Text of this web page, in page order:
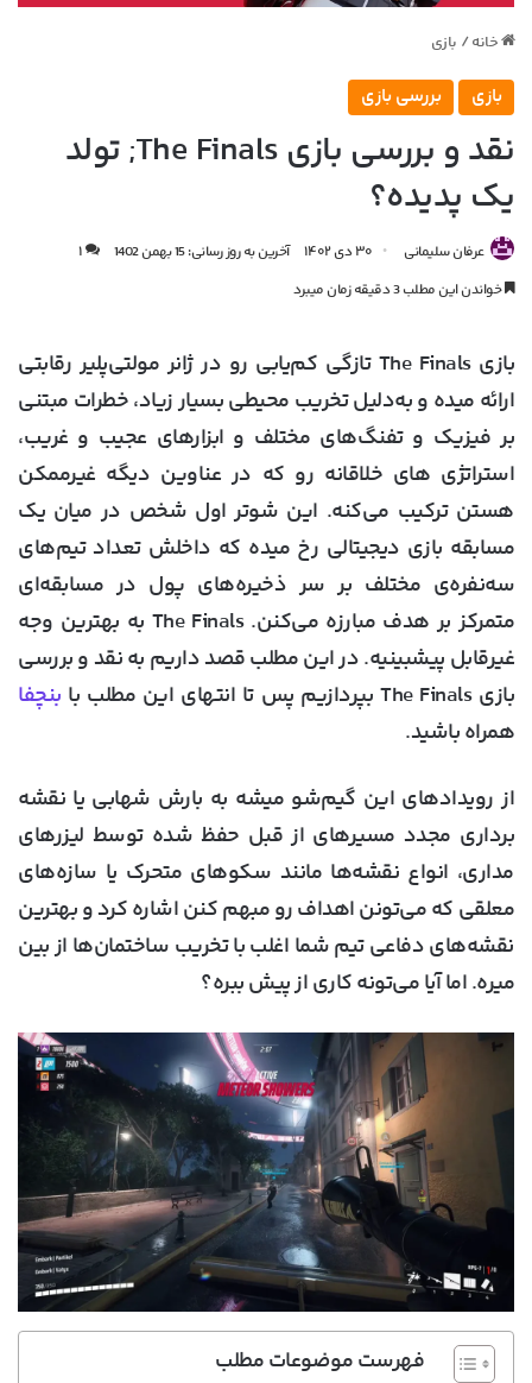
خانه / بازی
بازی بررسی بازی
نقد و بررسی بازی The Finals; تولد
یک پدیده‌؟
عرفان سلیمانی ۳۰ دی ۱۴۰۲ آخرین به روز رسانی: 15 بهمن 1402
۱
خواندن این مطلب 3 دقیقه زمان میبرد
بازی The Finals تازگی کم‌یابی رو در ژانر مولتی‌پلیر رقابتی
ارائه میده و به‌دلیل تخریب محیطی بسیار زیاد، خطرات مبتنی
بر فیزیک و تفنگ‌های مختلف و ابزارهای عجیب و غریب،
استراتژی های خلاقانه رو که در عناوین دیگه غیرممکن
هستن ترکیب می‌کنه. این شوتر اول شخص در میان یک
مسابقه بازی دیجیتالی رخ میده که داخلش تعداد تیم‌های
سه‌نفره‌ی مختلف بر سر ذخیره‌های پول در مسابقه‌ای
متمرکز بر هدف مبارزه می‌کنن. The Finals به بهترین وجه
غیرقابل پیشبینیه. در این مطلب قصد داریم به نقد و بررسی
بازی The Finals بپردازیم پس تا انتهای این مطلب با
بنچفا
همراه باشید.
از رویدادهای این گیم‌شو میشه به بارش شهابی یا نقشه
برداری مجدد مسیر‌های از قبل حفظ شده توسط لیزر‌های
مداری، انواع نقشه‌ها مانند سکوهای متحرک یا سازه‌های
معلقی که می‌تونن اهداف رو مبهم کنن اشاره کرد و بهترین
نقشه‌های دفاعی تیم شما اغلب با تخریب ساختمان‌ها از بین
میره. اما آیا می‌تونه کاری از پیش ببره؟
فهرست موضوعات مطلب